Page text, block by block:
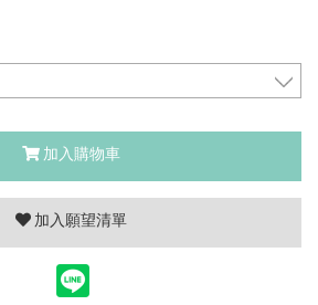
加入購物車
加入願望清單